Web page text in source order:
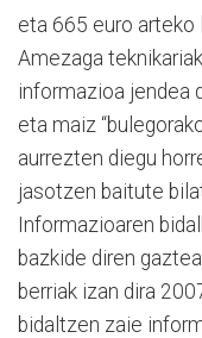
eta 665 euro arteko
Amezaga
informazioa jendea
eta maiz
aurrezten diegu
jasotzen baitute
Informazioaren
bazkide diren
berriak izan dira
bidaltzen zaie